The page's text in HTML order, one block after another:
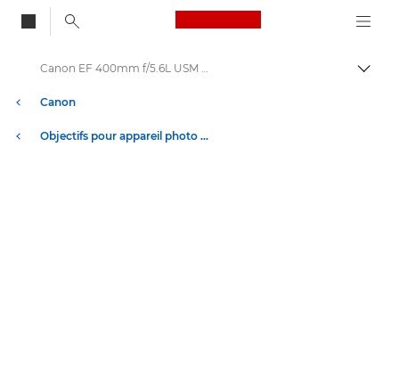
Canon Logo, back
Canon
Objectifs pour appareil photo Canon
Canon EF 400mm f/5.6L USM - Objectifs - Objectifs photo